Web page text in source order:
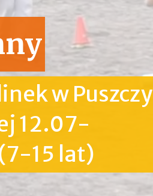
w Puszczy
12.07-
15 lat)